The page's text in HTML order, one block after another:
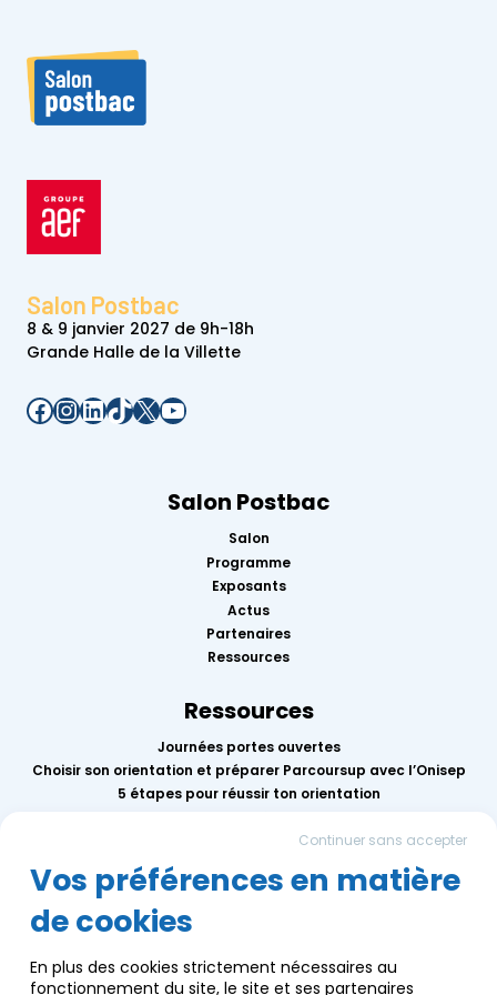
Salon Postbac
8 & 9 janvier 2027 de 9h-18h
Grande Halle de la Villette
Facebook
Instagram
LinkedIn
TikTok
X YouTube
Salon Postbac
Salon
Programme
Exposants
Actus
Partenaires
Ressources
Ressources
Journées portes ouvertes
Choisir son orientation et préparer Parcoursup avec l’Onisep
5 étapes pour réussir ton orientation
Mercredis de l’orientation
Calendrier des événements AEF info
Groupe AEF
Nous contacter
Continuer sans accepter
Vos préférences en matière
de cookies
En plus des cookies strictement nécessaires au
fonctionnement du site, le site et ses partenaires